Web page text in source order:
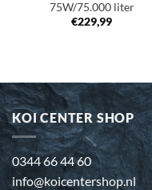
75W/75.000 liter
€229,99
KOI CENTER SHOP
0344 66 44 60
info@koicentershop.nl